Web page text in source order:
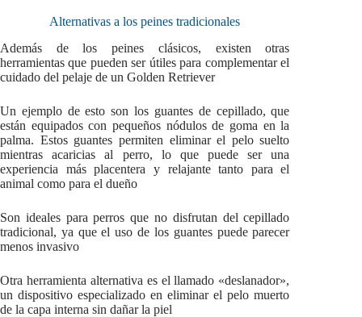
Alternativas a los peines tradicionales
Además de los peines clásicos, existen otras
herramientas que pueden ser útiles para complementar el
cuidado del pelaje de un Golden Retriever
Un ejemplo de esto son los guantes de cepillado, que
están equipados con pequeños nódulos de goma en la
palma. Estos guantes permiten eliminar el pelo suelto
mientras acaricias al perro, lo que puede ser una
experiencia más placentera y relajante tanto para el
animal como para el dueño
Son ideales para perros que no disfrutan del cepillado
tradicional, ya que el uso de los guantes puede parecer
menos invasivo
Otra herramienta alternativa es el llamado «deslanador»,
un dispositivo especializado en eliminar el pelo muerto
de la capa interna sin dañar la piel